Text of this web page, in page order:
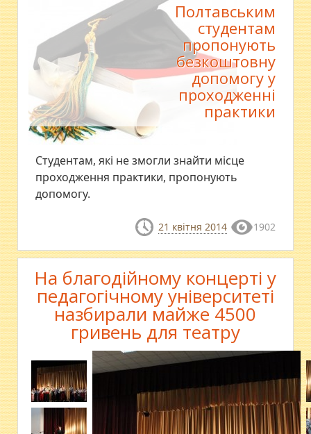
Полтавським
студентам
пропонують
безкоштовну
допомогу у
проходженні
практики
Студентам, які не змогли знайти місце
проходження практики, пропонують
допомогу.
21 квітня 2014 1902
На благодійному концерті у
педагогічному університеті
назбирали майже 4500
гривень для театру